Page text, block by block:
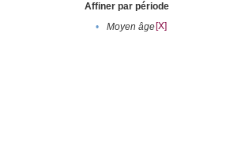
Affiner par période
•
Moyen âge[X]